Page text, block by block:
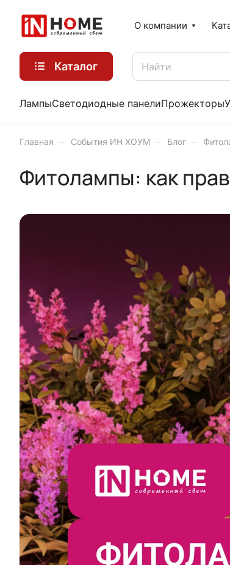
О компании
Каталог
ЛампыСветодиодные панелиПрожекторы
Главная – События ИН ХОУМ – Блог –
Фитолампы: как